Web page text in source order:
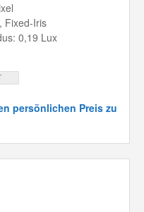
Fixed-Iris
0,19 Lux
persönlichen Preis zu